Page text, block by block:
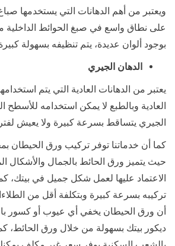
ويعتبر من أهم الدهانات التي يستخدمها
على نطاق واسع في صبغ الحوائط الداخلية
بوجود ألوان عديدة، يتم تنظيفه بسهولة
الدهان الجيري
يعتبر من الدهانات العادية التي يتم
العادية وبالطبع لا يمكن استخدامه للأسطح
الجيري يتساقط بسرعة كبيرة ولا يعيش
كما أن خدماتنا توفر تركيب ورق الحيطان
حيث يتميز ورق الحائط بالجمال والأشكال
الاعتماد عليها لعمل شكل جميل في بيتك،
تركيبه بسرعة كبيرة وبتكلفة أقل من
أن ورق الحيطان يخفي أي عيوب أو كسور
ديكور بيتك بسهولة من خلال ورق الحائط،